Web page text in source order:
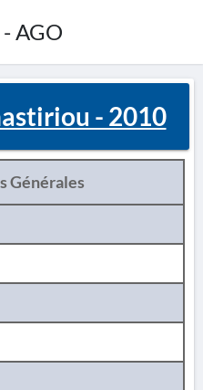
AGO
- 2010
Générales